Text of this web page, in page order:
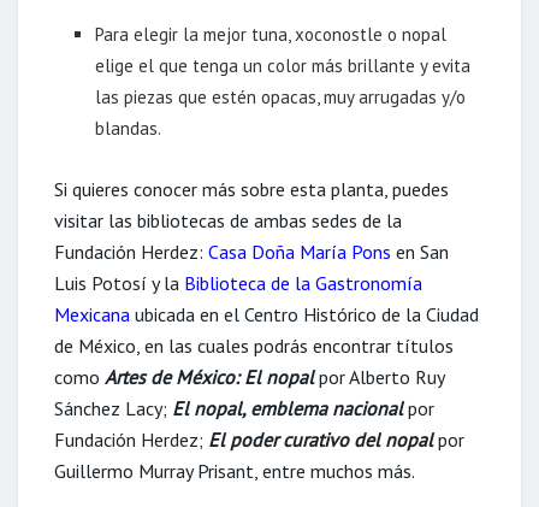
Para elegir la mejor tuna, xoconostle o nopal
elige el que tenga un color más brillante y evita
las piezas que estén opacas, muy arrugadas y/o
blandas.
Si quieres conocer más sobre esta planta, puedes
visitar las bibliotecas de ambas sedes de la
Fundación Herdez: Casa Doña María Pons en San
Luis Potosí y la Biblioteca de la Gastronomía
Mexicana ubicada en el Centro Histórico de la Ciudad
de México, en las cuales podrás encontrar títulos
como Artes de México: El nopal por Alberto Ruy
Sánchez Lacy; El nopal, emblema nacional por
Fundación Herdez; El poder curativo del nopal por
Guillermo Murray Prisant, entre muchos más.